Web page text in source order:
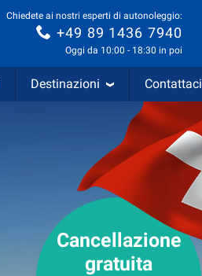
Chiedete ai nostri esperti di autonoleggio:
+49 89 1436 7940
Oggi da 10:00 - 18:30 in poi
Destinazioni Contattaci
Cancellazione
gratuita